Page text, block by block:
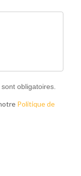
obligatoires.
Politique de